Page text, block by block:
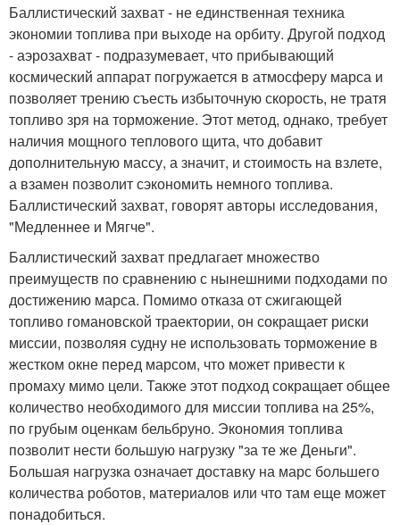
Баллистический захват - не единственная техника
экономии топлива при выходе на орбиту. Другой подход
- аэрозахват - подразумевает, что прибывающий
космический аппарат погружается в атмосферу марса и
позволяет трению съесть избыточную скорость, не тратя
топливо зря на торможение. Этот метод, однако, требует
наличия мощного теплового щита, что добавит
дополнительную массу, а значит, и стоимость на взлете,
а взамен позволит сэкономить немного топлива.
Баллистический захват, говорят авторы исследования,
"Медленнее и Мягче".
Баллистический захват предлагает множество
преимуществ по сравнению с нынешними подходами по
достижению марса. Помимо отказа от сжигающей
топливо гомановской траектории, он сокращает риски
миссии, позволяя судну не использовать торможение в
жестком окне перед марсом, что может привести к
промаху мимо цели. Также этот подход сокращает общее
количество необходимого для миссии топлива на 25%,
по грубым оценкам бельбруно. Экономия топлива
позволит нести большую нагрузку "за те же Деньги".
Большая нагрузка означает доставку на марс большего
количества роботов, материалов или что там еще может
понадобиться.